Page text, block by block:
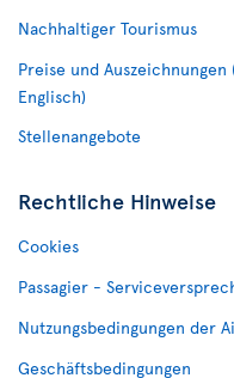
Nachhaltiger Tourismus
Preise und
Englisch)
Stellenangebote
Rechtliche Hinweise
Cookies
Passagier -
Nutzungsbedingungen der
Geschäftsbedingungen